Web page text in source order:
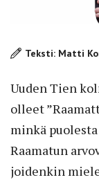
Teksti: Matti
Uuden Tien
olleet
minkä
Raamatun
joidenkin